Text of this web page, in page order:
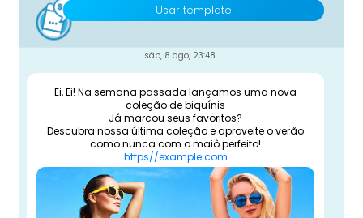
Usar template
sáb, 8 ago, 23:48
Ei, Ei! Na semana passada lançamos uma nova
coleção de biquínis
Já marcou seus favoritos?
Descubra nossa última coleção e aproveite o verão
como nunca com o maiô perfeito!
https//example.com